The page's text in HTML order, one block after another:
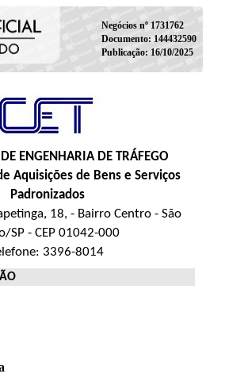
Negócios nº 1731762
Documento: 144432590
Publicação: 16/10/2025
ENGENHARIA DE TRÁFEGO
Aquisições de Bens e Serviços
Padronizados
18, - Bairro Centro - São
SP - CEP 01042-000
3396-8014